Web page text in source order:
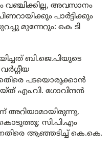
അവസാനം
പാർട്ടിക്കും
മുന്നേറും: കെ ടി
ബി.ജെ.പിയുടെ
പടയൊരുക്കാൻ
എം.വി. ഗോവിന്ദൻ
അറിയാമായിരുന്നു,
സി.പി.എം
ആഞ്ഞടിച്ച് കെ.കെ.